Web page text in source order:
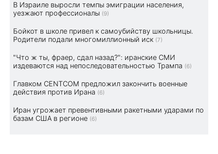
В Израиле выросли темпы эмиграции населения,
уезжают профессионалы (9)
Бойкот в школе привел к самоубийству школьницы.
Родители подали многомиллионный иск (7)
"Что ж ты, фраер, сдал назад?": иранские СМИ
издеваются над непоследовательностью Трампа (6)
Главком CENTCOM предложил закончить военные
действия против Ирана (6)
Иран угрожает превентивными ракетными ударами по
базам США в регионе (6)